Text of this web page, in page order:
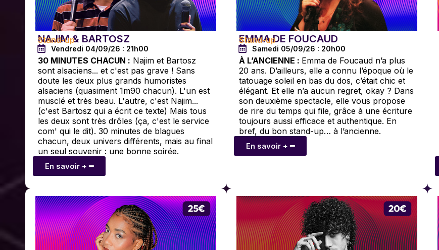
NAJIM & BARTOSZ
Stand-up
Vendredi 04/09/26 : 21h00
30 MINUTES CHACUN : Najim et Bartosz
sont alsaciens... et c'est pas grave ! Sans
doute les deux plus grands humoristes
alsaciens (quasiment 1m90 chacun). L'un est
musclé et très beau. L'autre, c'est Najim...
(c'est Bartosz qui a écrit ce texte) Mais tous
les deux sont très drôles (ça, c'est le service
com' qui le dit). 30 minutes de blagues
chacun, deux univers différents, mais au final
un seul souvenir : une bonne soirée.
En savoir + ━
EMMA DE FOUCAUD
Stand-up
Samedi 05/09/26 : 20h00
À L’ANCIENNE : Emma de Foucaud n’a plus
20 ans. D’ailleurs, elle a connu l’époque où le
tatouage soleil en bas du dos, c’était chic et
élégant. Et elle n’a aucun regret, okay ? Dans
son deuxième spectacle, elle vous propose
de rire du temps qui file, grâce à une écriture
toujours aussi efficace et authentique. En
bref, du bon stand-up… à l’ancienne.
En savoir + ━